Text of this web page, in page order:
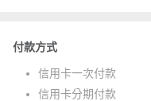
付款方式
信用卡一次付款
信用卡分期付款